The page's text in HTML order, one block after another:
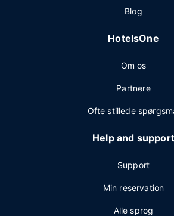
Blog
HotelsOne
Om os
Partnere
Ofte stillede
Help and support
Support
Min reservation
Alle sprog